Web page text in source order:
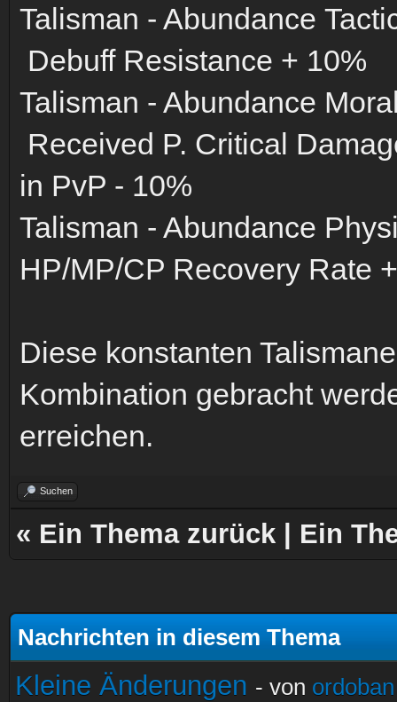
Talisman - Abundance
Debuff Resistance + 10%
Talisman - Abundance
Received P. Critical
in PvP - 10%
Talisman - Abundance
HP/MP/CP Recovery Rate
Diese konstanten
Kombination gebracht
erreichen.
Suchen
« Ein Thema zurück Ein
Nachrichten in diesem Thema
Kleine Änderungen - von ordoban